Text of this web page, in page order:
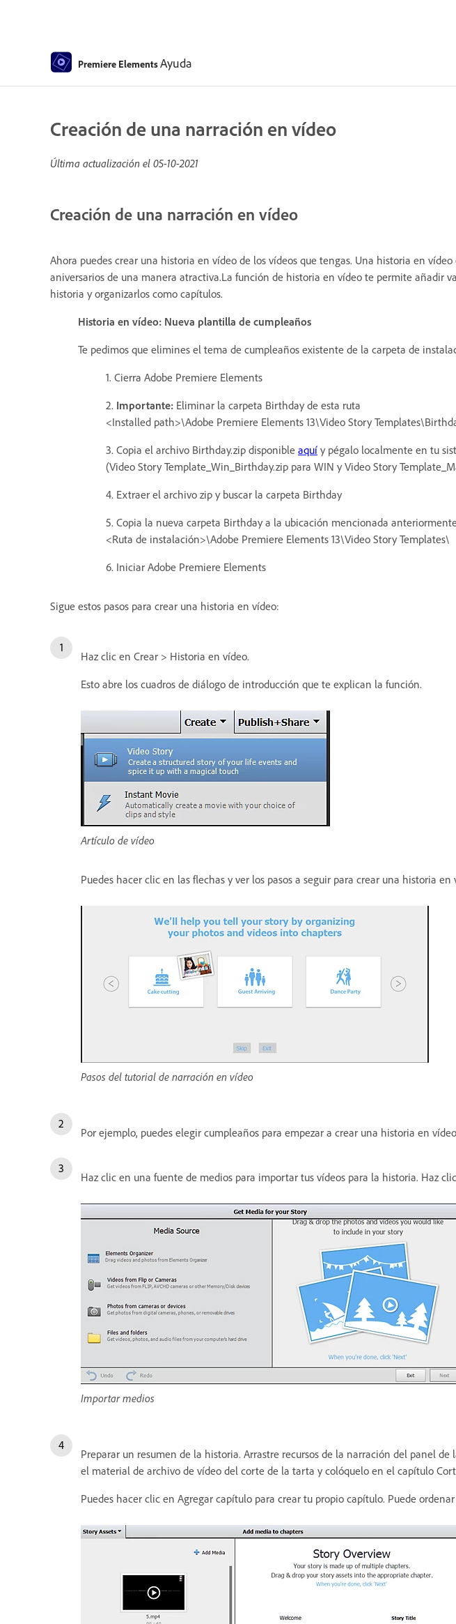
Premiere ElementsAyuda
Creación de una narración en vídeo
Última actualización el 05-10-2021
Creación de una narración en vídeo
Ahora puedes crear una historia en vídeo de los vídeos que tengas. Una historia en
aniversarios de una manera atractiva.La función de historia en vídeo te permite añadir
historia y organizarlos como capítulos.
Historia en vídeo: Nueva plantilla de cumpleaños
Te pedimos que elimines el tema de cumpleaños existente de la carpeta de
1. Cierra Adobe Premiere Elements
2. Importante: Eliminar la carpeta Birthday de esta ruta
<Installed path>\Adobe Premiere Elements 13\Video Story
3. Copia el archivo Birthday.zip disponible aquí y pégalo localmente en tu
(Video Story Template_Win_Birthday.zip para WIN y Video Story
4. Extraer el archivo zip y buscar la carpeta Birthday
5. Copia la nueva carpeta Birthday a la ubicación mencionada
<Ruta de instalación>\Adobe Premiere Elements 13\Video Story Templates\
6. Iniciar Adobe Premiere Elements
Sigue estos pasos para crear una historia en vídeo:
Haz clic en Crear > Historia en vídeo.
Esto abre los cuadros de diálogo de introducción que te explican la función.
Artículo de vídeo
Puedes hacer clic en las flechas y ver los pasos a seguir para crear una historia en
Pasos del tutorial de narración en vídeo
Por ejemplo, puedes elegir cumpleaños para empezar a crear una historia en
Haz clic en una fuente de medios para importar tus vídeos para la historia. Haz
Importar medios
Preparar un resumen de la historia. Arrastre recursos de la narración del panel
el material de archivo de vídeo del corte de la tarta y colóquelo en el capítulo
Puedes hacer clic en Agregar capítulo para crear tu propio capítulo. Puede